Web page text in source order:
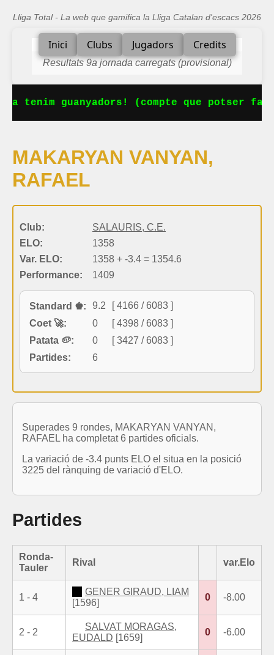
Lliga Total - La web que gamifica la Lliga Catalan d'escacs 2026
Inici Clubs Jugadors Credits
Resultats 9a jornada carregats (provisional)
tenim guanyadors! (compte que potser
MAKARYAN VANYAN,
RAFAEL
Club:
SALAURIS, C.E.
ELO:
1358
Var. ELO:
1358 + -3.4 = 1354.6
Performance:
1409
Standard ♚: 9.2
[ 4166 / 6083 ]
Coet 🚀:
0
[ 4398 / 6083 ]
Patata 🥔:
0
[ 3427 / 6083 ]
Partides:
6
Superades 9 rondes, MAKARYAN VANYAN,
RAFAEL ha completat 6 partides oficials.
La variació de -3.4 punts ELO el situa en la posició
3225 del rànquing de variació d'ELO.
Partides
Ronda-
Tauler
Rival var.Elo
1 - 4
GENER GIRAUD, LIAM
[1596]
0 -8.00
2 - 2
SALVAT MORAGAS,
EUDALD [1659]
0 -6.00